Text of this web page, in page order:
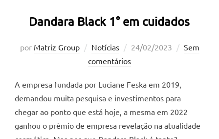
Dandara Black 1° em cuidados
por Matriz Group Notícias
Postado
em
24/02/2023
Sem
comentários
A empresa fundada por Luciane Feska em 2019,
demandou muita pesquisa e investimentos para
chegar ao ponto que está hoje, a mesma em 2022
ganhou o prêmio de empresa revelação na atualidade